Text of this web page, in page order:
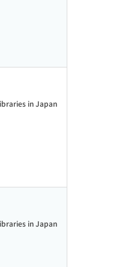
in Japan
in Japan